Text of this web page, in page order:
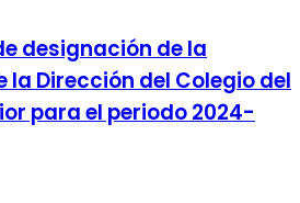
designación de la
la Dirección del Colegio del
para el periodo 2024-